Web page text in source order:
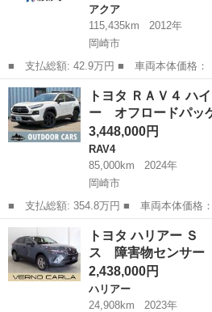
アクア
115,435km
2012年
岡崎市
■ 支払総額: 42.9万円 ■ 車両本体価格： 304,000 円 ■ メーカー
名： トヨタ ■ 車種名： アクア ■
純正ＳＤナビ バックカメラ ドラレコ
ｈ再生 フル...
愛知 岡崎市 アクア
トヨタ ＲＡＶ４ ハ
ー オフロードパ
3,448,000円
RAV4
85,000km
2024年
岡崎市
■ 支払総額: 354.8万円 ■ 車両本体価格： 3,448,000 円 ■ メーカ
ー名： トヨタ ■ 車種名： ＲＡＶ４ ■
ッドアドベンチャー オフロードパッケ
ザー買取...
愛知 岡崎市 RAV4
トヨタ ハリアー Ｓ
ス 障害物センサ
2,438,000円
ハリアー
24,908km
2023年